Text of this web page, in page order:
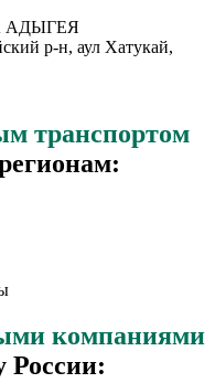
АДЫГЕЯ
р-н, аул Хатукай,
транспортом
компаниями
России: